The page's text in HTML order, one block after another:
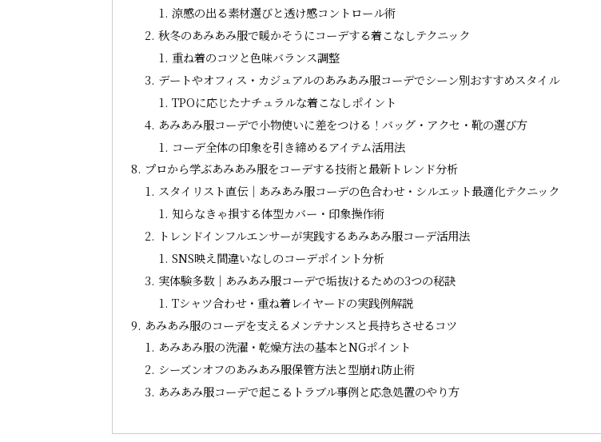
涼感の出る素材選びと透け感コントロール術
秋冬のあみあみ服で暖かそうにコーデする着こなしテクニック
重ね着のコツと色味バランス調整
デートやオフィス・カジュアルのあみあみ服コーデでシーン別おすすめスタイル
TPOに応じたナチュラルな着こなしポイント
あみあみ服コーデで小物使いに差をつける！バッグ・アクセ・靴の選び方
コーデ全体の印象を引き締めるアイテム活用法
プロから学ぶあみあみ服をコーデする技術と最新トレンド分析
スタイリスト直伝｜あみあみ服コーデの色合わせ・シルエット最適化テクニック
知らなきゃ損する体型カバー・印象操作術
トレンドインフルエンサーが実践するあみあみ服コーデ活用法
SNS映え間違いなしのコーデポイント分析
実体験多数｜あみあみ服コーデで垢抜けるための3つの秘訣
Tシャツ合わせ・重ね着レイヤードの実践例解説
あみあみ服のコーデを支えるメンテナンスと長持ちさせるコツ
あみあみ服の洗濯・乾燥方法の基本とNGポイント
シーズンオフのあみあみ服保管方法と型崩れ防止術
あみあみ服コーデで起こるトラブル事例と応急処置のやり方